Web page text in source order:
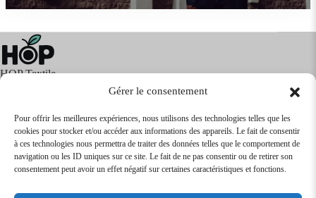
Gérer le consentement
Pour offrir les meilleures expériences, nous utilisons des technologies telles que les
cookies pour stocker et/ou accéder aux informations des appareils. Le fait de consentir
à ces technologies nous permettra de traiter des données telles que le comportement de
navigation ou les ID uniques sur ce site. Le fait de ne pas consentir ou de retirer son
consentement peut avoir un effet négatif sur certaines caractéristiques et fonctions.
HOP Textile
Textile Articles Publicitaires
Infos
Boutique en ligne
Express 24H
Tarifs Revendeurs